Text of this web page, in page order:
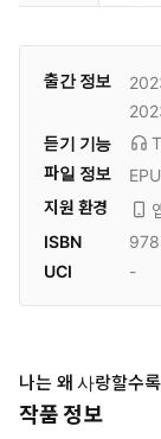
출간 정보
듣기 기능
파일 정보
지원 환경
ISBN
UCI
-
나는 왜 사랑할수
작품 정보